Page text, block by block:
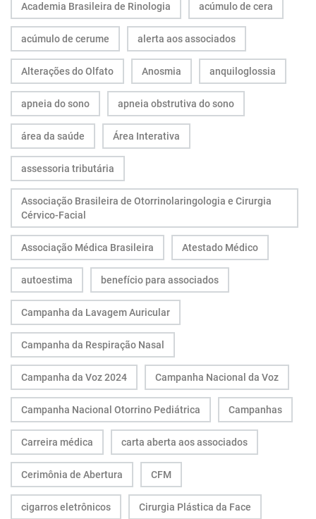
Academia Brasileira de Rinologia acúmulo de cera
acúmulo de cerume alerta aos associados
Alterações do Olfato Anosmia anquiloglossia
apneia do sono apneia obstrutiva do sono
área da saúde Área Interativa
assessoria tributária
Associação Brasileira de Otorrinolaringologia e Cirurgia
Cérvico-Facial
Associação Médica Brasileira Atestado Médico
autoestima benefício para associados
Campanha da Lavagem Auricular
Campanha da Respiração Nasal
Campanha da Voz 2024 Campanha Nacional da Voz
Campanha Nacional Otorrino Pediátrica Campanhas
Carreira médica carta aberta aos associados
Cerimônia de Abertura CFM
cigarros eletrônicos Cirurgia Plástica da Face